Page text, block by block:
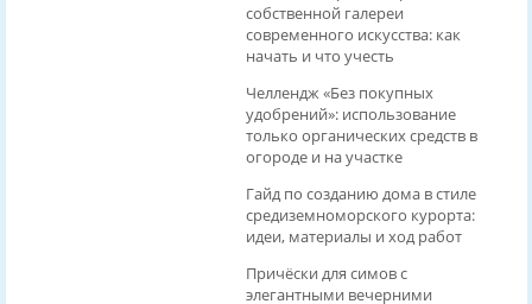
собственной галереи
современного искусства: как
начать и что учесть
Челлендж «Без покупных
удобрений»: использование
только органических средств в
огороде и на участке
Гайд по созданию дома в стиле
средиземноморского курорта:
идеи, материалы и ход работ
Причёски для симов с
элегантными вечерними